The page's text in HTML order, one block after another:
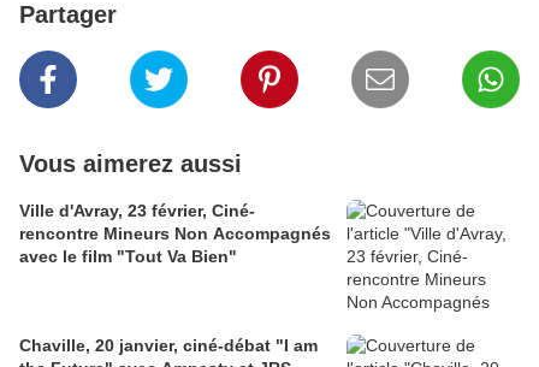
Partager
Vous aimerez aussi
Ville d'Avray, 23 février, Ciné-
rencontre Mineurs Non Accompagnés
avec le film "Tout Va Bien"
Chaville, 20 janvier, ciné-débat "I am